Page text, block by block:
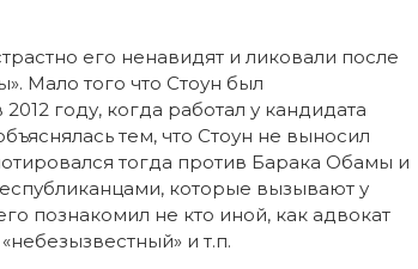
его ненавидят и ликовали после
Мало того что Стоун был
году, когда работал у кандидата
тем, что Стоун не выносил
тогда против Барака Обамы и
которые вызывают у
познакомил не кто иной, как адвокат
и т.п.